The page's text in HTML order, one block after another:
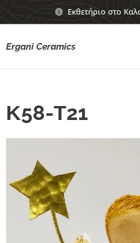
Εκθετήριο στο
Ergani Ceramics
Κ58-Τ21